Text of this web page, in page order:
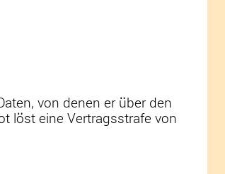
von denen er über den
löst eine Vertragsstrafe von